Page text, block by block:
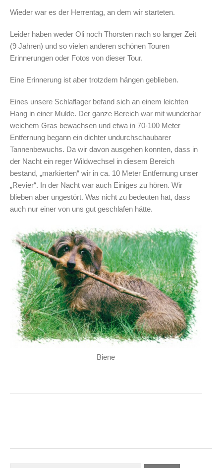
Wieder war es der Herrentag, an dem wir starteten.
Leider haben weder Oli noch Thorsten nach so langer Zeit
(9 Jahren) und so vielen anderen schönen Touren
Erinnerungen oder Fotos von dieser Tour.
Eine Erinnerung ist aber trotzdem hängen geblieben.
Eines unsere Schlaflager befand sich an einem leichten
Hang in einer Mulde. Der ganze Bereich war mit wunderbar
weichem Gras bewachsen und etwa in 70-100 Meter
Entfernung begann ein dichter undurchschaubarer
Tannenbewuchs. Da wir davon ausgehen konnten, dass in
der Nacht ein reger Wildwechsel in diesem Bereich
bestand, „markierten“ wir in ca. 10 Meter Entfernung unser
„Revier“. In der Nacht war auch Einiges zu hören. Wir
blieben aber ungestört. Was nicht zu bedeuten hat, dass
auch nur einer von uns gut geschlafen hätte.
Biene